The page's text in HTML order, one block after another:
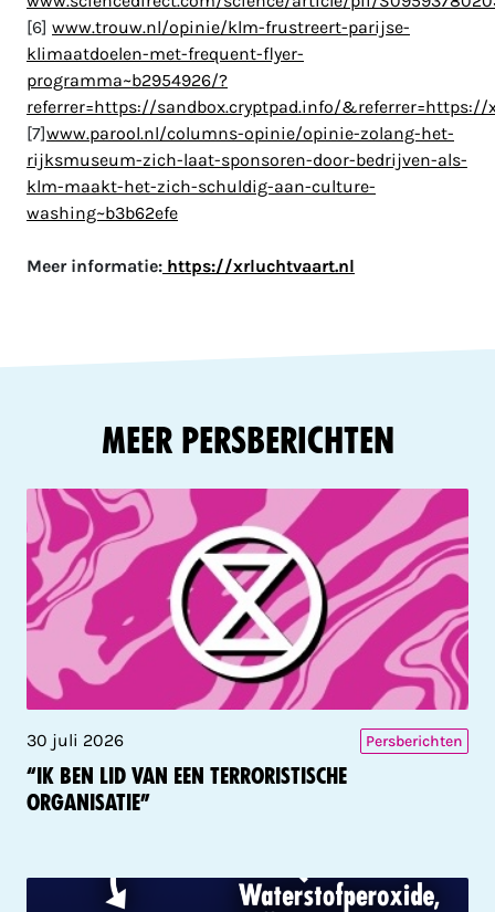
[6] www.trouw.nl/opinie/klm-frustreert-parijse-
klimaatdoelen-met-frequent-flyer-
programma~b2954926/?
referrer=https://sandbox.cryptpad.info/
[7]www.parool.nl/columns-opinie/opinie-zolang-het-
rijksmuseum-zich-laat-sponsoren-door-bedrijven-als-
klm-maakt-het-zich-schuldig-aan-culture-
washing~b3b62efe
Meer informatie: https://xrluchtvaart.nl
Meer Persberichten
30 juli 2026 Persberichten
“Ik ben lid van een terroristische
organisatie”